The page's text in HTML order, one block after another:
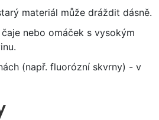
materiál může dráždit dásně.
nebo omáček s vysokým
(např. fluorózní skvrny) - v